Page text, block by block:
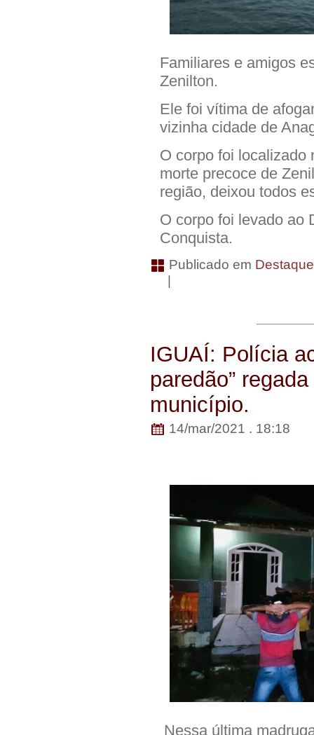
Familiares e amigos
Zenilton.
Ele foi vítima de
vizinha cidade de
O corpo foi localizado
morte precoce de
região, deixou todos
O corpo foi levado ao
Conquista.
Publicado em
|
IGUAÍ: Polícia
paredão”
município.
14/mar/2021 . 18:18
Nessa última